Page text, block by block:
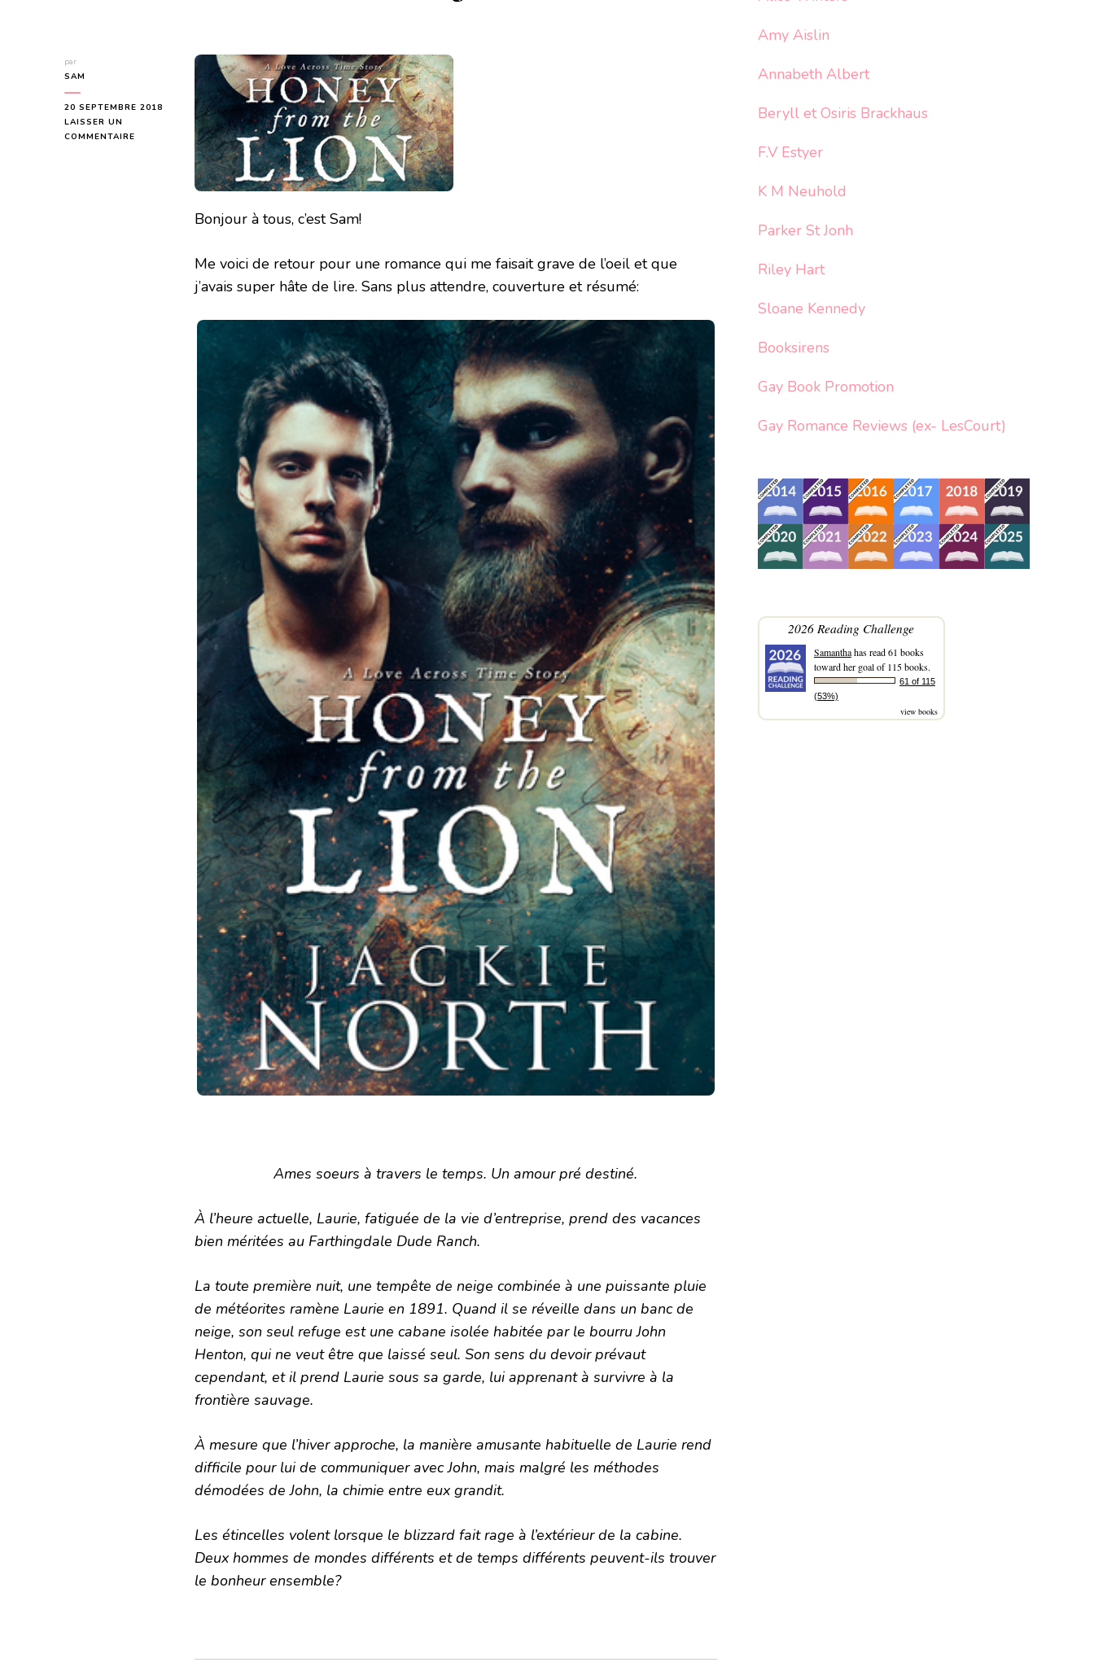
par
SAM
20 SEPTEMBRE 2018
LAISSER UN
COMMENTAIRE
Bonjour à tous, c’est Sam!
Me voici de retour pour une romance qui me faisait grave de l’oeil et que
j’avais super hâte de lire. Sans plus attendre, couverture et résumé:
Ames soeurs à travers le temps. Un amour pré destiné.
À l’heure actuelle, Laurie, fatiguée de la vie d’entreprise, prend des vacances
bien méritées au Farthingdale Dude Ranch.
La toute première nuit, une tempête de neige combinée à une puissante pluie
de météorites ramène Laurie en 1891. Quand il se réveille dans un banc de
neige, son seul refuge est une cabane isolée habitée par le bourru John
Henton, qui ne veut être que laissé seul. Son sens du devoir prévaut
cependant, et il prend Laurie sous sa garde, lui apprenant à survivre à la
frontière sauvage.
À mesure que l’hiver approche, la manière amusante habituelle de Laurie rend
difficile pour lui de communiquer avec John, mais malgré les méthodes
démodées de John, la chimie entre eux grandit.
Les étincelles volent lorsque le blizzard fait rage à l’extérieur de la cabine.
Deux hommes de mondes différents et de temps différents peuvent-ils trouver
le bonheur ensemble?
Amy Aislin
Annabeth Albert
Beryll et Osiris Brackhaus
F.V Estyer
K M Neuhold
Parker St Jonh
Riley Hart
Sloane Kennedy
Booksirens
Gay Book Promotion
Gay Romance Reviews (ex- LesCourt)
2026 Reading Challenge
Samanthahas read 61 books
toward her goal of 115 books.
61 of 115
(53%)
view books